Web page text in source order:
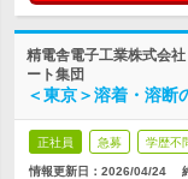
精電舎電子工業株式会
ート集団
＜東京＞溶着・溶
正社員 急募 学歴不
情報更新日：2026/04/24